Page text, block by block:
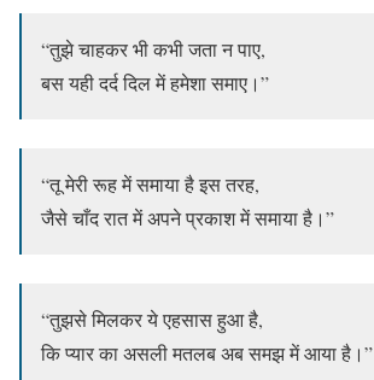
“तुझे चाहकर भी कभी जता न पाए,
बस यही दर्द दिल में हमेशा समाए।”
“तू मेरी रूह में समाया है इस तरह,
जैसे चाँद रात में अपने प्रकाश में समाया है।”
“तुझसे मिलकर ये एहसास हुआ है,
कि प्यार का असली मतलब अब समझ में आया है।”